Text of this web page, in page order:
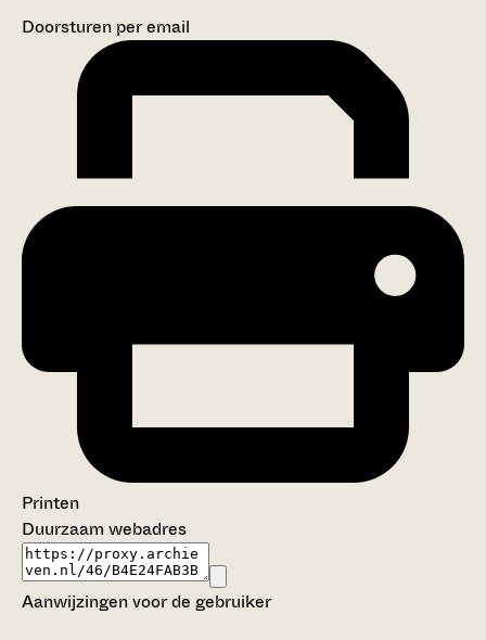
Doorsturen per email
Printen
Duurzaam webadres
Aanwijzingen voor de gebruiker